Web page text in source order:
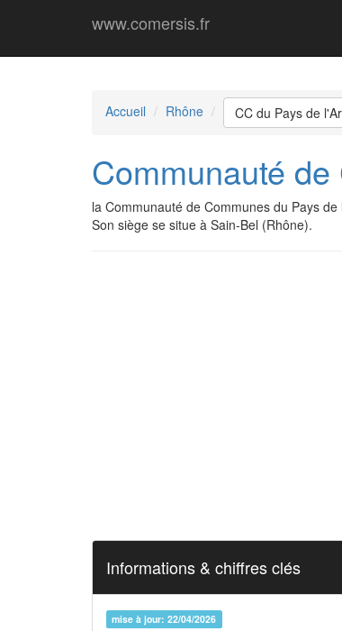
www.comersis.fr
Accueil Rhône CC du Pays de
Communauté
la Communauté de Communes du Pays
Son siège se situe à Sain-Bel (Rhône).
Informations & chiffres clés
mise à jour: 22/04/2026